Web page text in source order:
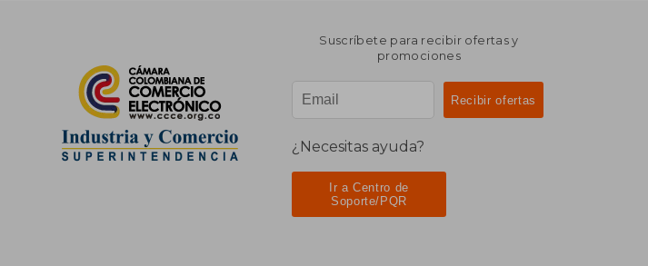
Suscríbete para recibir ofertas y
promociones
¿Necesitas ayuda?
Ir a Centro de
Soporte/PQR